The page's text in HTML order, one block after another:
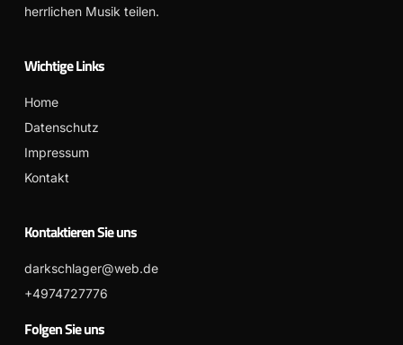
herrlichen Musik teilen.
Wichtige Links
Home
Datenschutz
Impressum
Kontakt
Kontaktieren Sie uns
darkschlager@web.de
+4974727776
Folgen Sie uns